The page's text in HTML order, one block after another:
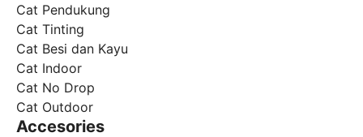
Cat Pendukung
Cat Tinting
Cat Besi dan Kayu
Cat Indoor
Cat No Drop
Cat Outdoor
Accesories